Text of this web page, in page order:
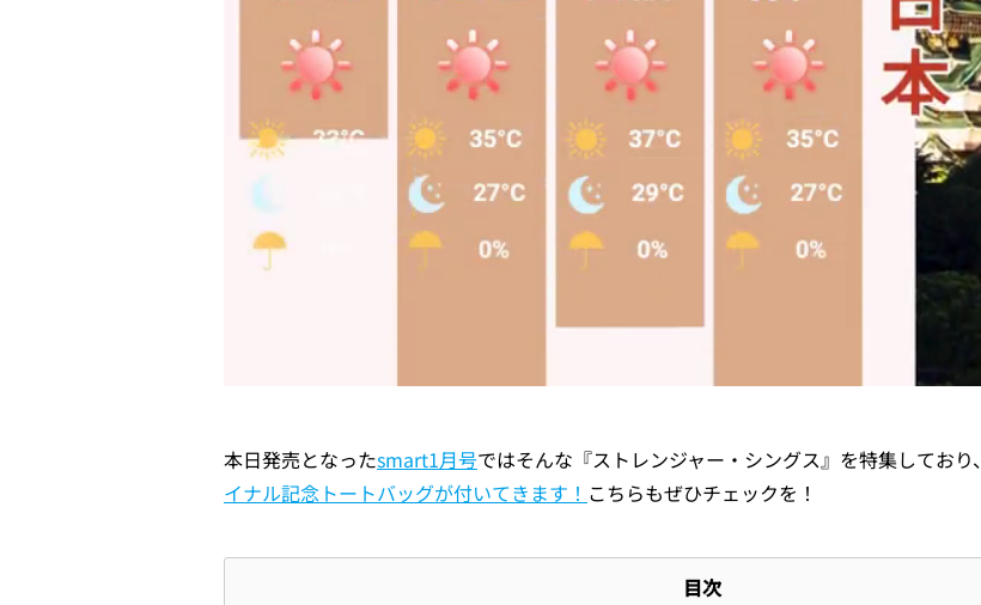
本日発売となったsmart1月号ではそんな『ストレンジャー・シングス』を特集しており、
イナル記念トートバッグが付いてきます！ こちらもぜひチェックを！
目次